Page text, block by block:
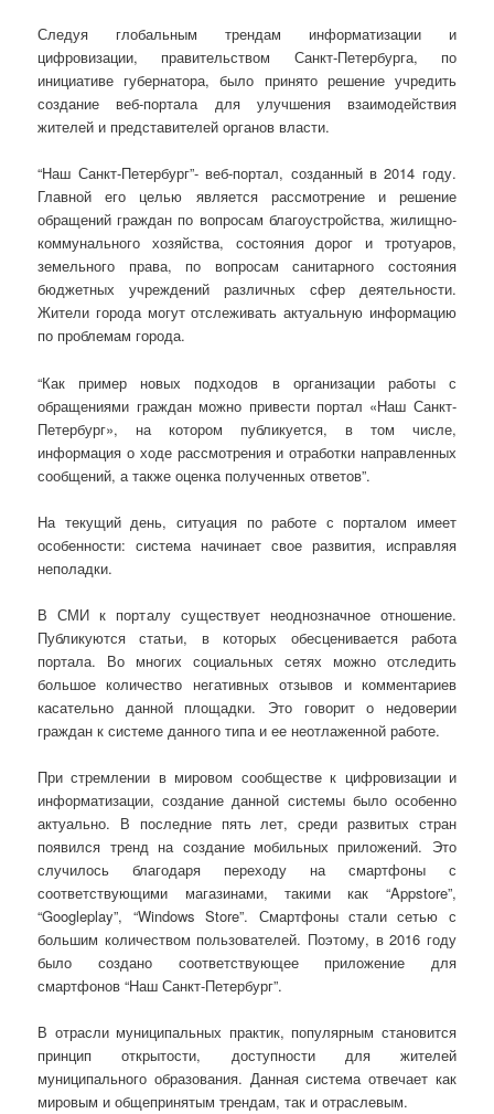
Следуя глобальным трендам информатизации и
цифровизации, правительством Санкт-Петербурга, по
инициативе губернатора, было принято решение учредить
создание веб-портала для улучшения взаимодействия
жителей и представителей органов власти.
“Наш Санкт-Петербург”- веб-портал, созданный в 2014 году.
Главной его целью является рассмотрение и решение
обращений граждан по вопросам благоустройства, жилищно-
коммунального хозяйства, состояния дорог и тротуаров,
земельного права, по вопросам санитарного состояния
бюджетных учреждений различных сфер деятельности.
Жители города могут отслеживать актуальную информацию
по проблемам города.
“Как пример новых подходов в организации работы с
обращениями граждан можно привести портал «Наш Санкт-
Петербург», на котором публикуется, в том числе,
информация о ходе рассмотрения и отработки направленных
сообщений, а также оценка полученных ответов”.
На текущий день, ситуация по работе с порталом имеет
особенности: система начинает свое развития, исправляя
неполадки.
В СМИ к порталу существует неоднозначное отношение.
Публикуются статьи, в которых обесценивается работа
портала. Во многих социальных сетях можно отследить
большое количество негативных отзывов и комментариев
касательно данной площадки. Это говорит о недоверии
граждан к системе данного типа и ее неотлаженной работе.
При стремлении в мировом сообществе к цифровизации и
информатизации, создание данной системы было особенно
актуально. В последние пять лет, среди развитых стран
появился тренд на создание мобильных приложений. Это
случилось благодаря переходу на смартфоны с
соответствующими магазинами, такими как “Appstore”,
“Googleplay”, “Windows Store”. Смартфоны стали сетью с
большим количеством пользователей. Поэтому, в 2016 году
было создано соответствующее приложение для
смартфонов “Наш Санкт-Петербург”.
В отрасли муниципальных практик, популярным становится
принцип открытости, доступности для жителей
муниципального образования. Данная система отвечает как
мировым и общепринятым трендам, так и отраслевым.